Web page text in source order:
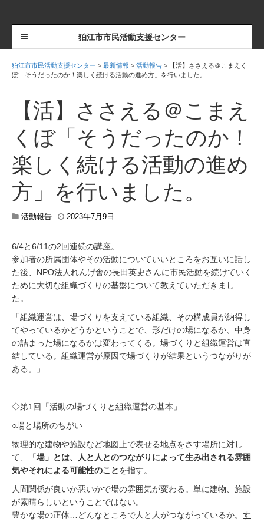
狛江市市民活動支援センター
狛江市市民活動支援センター > 最新情報 > 活動報告 >
【活】ささえる＠こまえく
ぼ「そうだったのか！楽しく続ける活動の進め方」を行いました。
【活】ささえる＠こまえ
くぼ「そうだったのか！
楽しく続ける活動の進め
方」を行いました。
活動報告 2023年7月9日
年
1
0
月
7
日
6/4と6/11の2回連続の講座。
参加者の所属団体やその活動についていいところをお互いに話し
た後、NPO法人れんげ舎の長田英史さんに市民活動を続けていく
ために大切な組織づくりの基盤について教えていただきまし
た。
「組織運営は、場づくりを支えている組織、その構成員が納得し
てやっているかどうかということで、形だけの場になるか、中身
の詰まった場になるかは変わってくる。場づくりと組織運営は直
結している。組織運営が原因で場づくりが結果というつながりが
ある。」
◇第1回「活動の場づくりと組織運営の基本」
○場と場所のちがい
物理的な建物や施設など地図上で表せる地点をさす場所に対し
て、「場」とは、人と人とのつながりによって生み出される雰囲
気やそれによる可能性のことを指す。
人間関係が良いか悪いかで場の雰囲気が変わる。 単に建物、施設
が素晴らしいということではない。
豊かな場の正体…どんなところで人と人がつながっているか。 す